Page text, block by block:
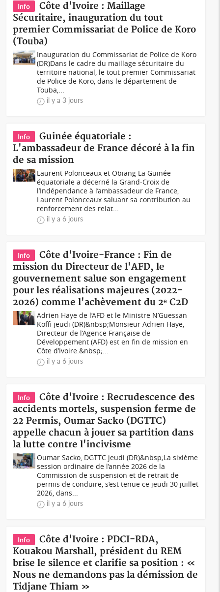
Info
Côte d'Ivoire : Maillage
Sécuritaire, inauguration du tout
premier Commissariat de Police de Koro
(Touba)
Inauguration du Commissariat de Police de Koro
(DR)Dans le cadre du maillage sécuritaire du
territoire national, le tout premier Commissariat
de Police de Koro, dans le département de
Touba,...
il y a 3 jours
Info
Guinée équatoriale :
L'ambassadeur de France décoré à la fin
de sa mission
Laurent Polonceaux et Obiang La Guinée
équatoriale a décerné la Grand-Croix de
l’Indépendance à l’ambassadeur de France,
Laurent Polonceaux saluant sa contribution au
renforcement des relat...
il y a 6 jours
Info
Côte d'Ivoire-France : Fin de
mission du Directeur de l'AFD, le
gouvernement salue son engagement
pour les réalisations majeures (2022-
2026) comme l'achèvement du 2ᵉ C2D
Adrien Haye de l’AFD et le Ministre N’Guessan
Koffi jeudi (DR)&nbsp;Monsieur Adrien Haye,
Directeur de l’Agence Française de
Développement (AFD) est en fin de mission en
Côte d’Ivoire.&nbsp;...
il y a 6 jours
Info
Côte d'Ivoire : Recrudescence des
accidents mortels, suspension ferme de
22 Permis, Oumar Sacko (DGTTC)
appelle chacun à jouer sa partition dans
la lutte contre l'incivisme
Oumar Sacko, DGTTC jeudi (DR)&nbsp;La sixième
session ordinaire de l’année 2026 de la
Commission de suspension et de retrait de
permis de conduire, s‘est tenue ce jeudi 30 juillet
2026, dans...
il y a 6 jours
Info
Côte d'Ivoire : PDCI-RDA,
Kouakou Marshall, président du REM
brise le silence et clarifie sa position : «
Nous ne demandons pas la démission de
Tidjane Thiam »